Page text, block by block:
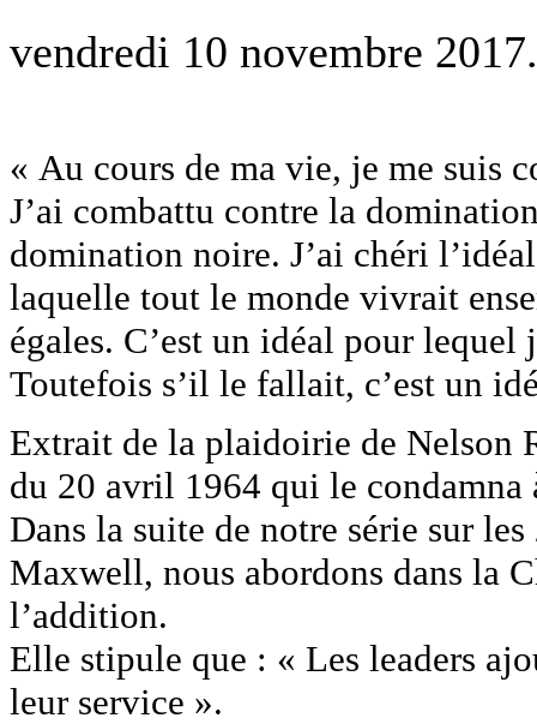
vendredi 10 novembre 2017.
« Au cours de ma vie, je me suis
J’ai combattu contre la
domination noire. J’ai chéri
laquelle tout le monde vivrait
égales. C’est un idéal pour lequel
Toutefois s’il le fallait, c’est un
Extrait de la plaidoirie de Nelson
du 20 avril 1964 qui le condamna
Dans la suite de notre série sur
Maxwell, nous abordons dans la
l’addition.
Elle stipule que : « Les leaders
leur service ».